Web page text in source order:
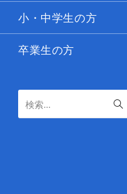
小・中学生の方
卒業生の方
検索…